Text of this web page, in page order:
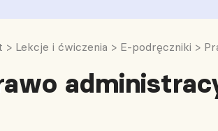
> Lekcje i ćwiczenia > E-podręczniki >